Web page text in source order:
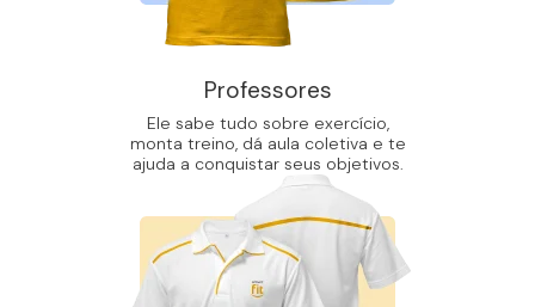
Professores
Ele sabe tudo sobre exercício,
monta treino, dá aula coletiva e te
ajuda a conquistar seus objetivos.